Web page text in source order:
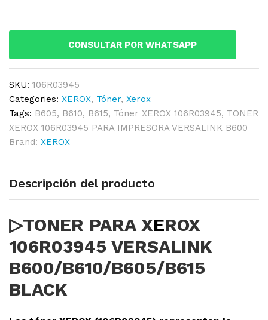
CONSULTAR POR WHATSAPP
SKU: 106R03945
Categories: XEROX, Tóner, Xerox
Tags: B605, B610, B615, Tóner XEROX 106R03945, TONER
XEROX 106R03945 PARA IMPRESORA VERSALINK B600
Brand: XEROX
Descripción del producto
▷TONER PARA XEROX
106R03945 VERSALINK
B600/B610/B605/B615
BLACK